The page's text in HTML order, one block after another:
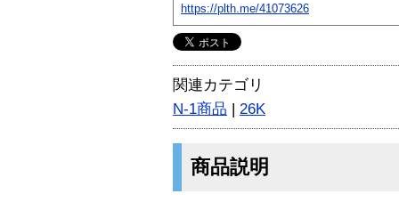
https://plth.me/41073626
関連カテゴリ
N-1商品 | 26K
商品説明